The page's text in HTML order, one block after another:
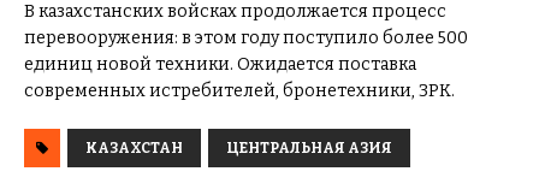
В казахстанских войсках продолжается процесс
перевооружения: в этом году поступило более 500
единиц новой техники. Ожидается поставка
современных истребителей, бронетехники, ЗРК.
КАЗАХСТАН ЦЕНТРАЛЬНАЯ АЗИЯ